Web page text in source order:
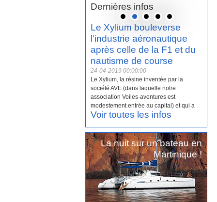
Dernières infos
Le Xylium bouleverse
l’industrie aéronautique
après celle de la F1 et du
nautisme de course
24-04-2019 00:00:00
Le Xylium, la résine inventée par la
société AVE (dans laquelle notre
association Voiles-aventures est
modestement entrée au capital) et qui a
été développée […Lire la suite
Voir toutes les infos
La nuit sur un bateau en
Martinique !